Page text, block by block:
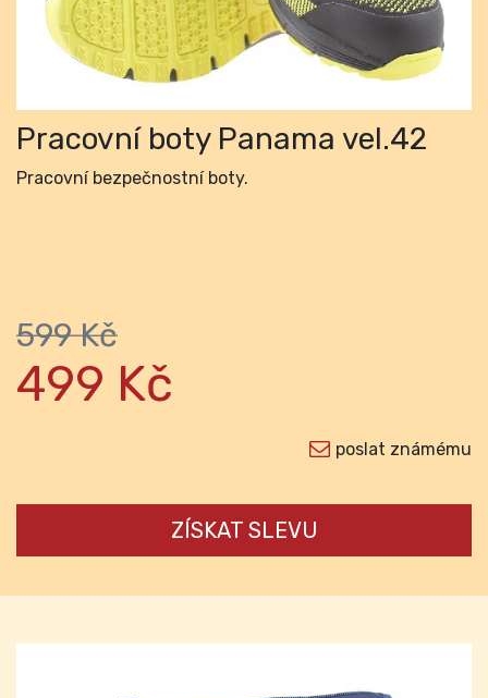
Pracovní boty Panama vel.42
Pracovní bezpečnostní boty.
599 Kč
499 Kč
poslat známému
ZÍSKAT SLEVU